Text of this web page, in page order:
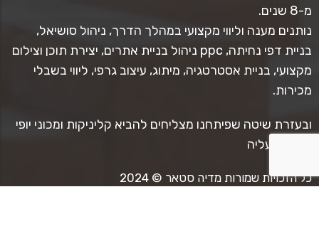
מ-8 שנים.
נותנים מענה וליווי מקצועי במהלך הדרך, ניהול סושיאל,
בניית דפי נחיתה, ppc ניהול בניית אתרים, יצירת תוכן וצילום
מקצועי, בניית אסטרטגיה, מיתוג, עיצוב גרפי, ליווי בשבלי
מכירות.
ובעזרת שיטה שפיתחנו מצליחים להביא קליניקות ומכוני יופי
למגמת עליה
כל הזכויות שמורות מדיה סטאר © 2024